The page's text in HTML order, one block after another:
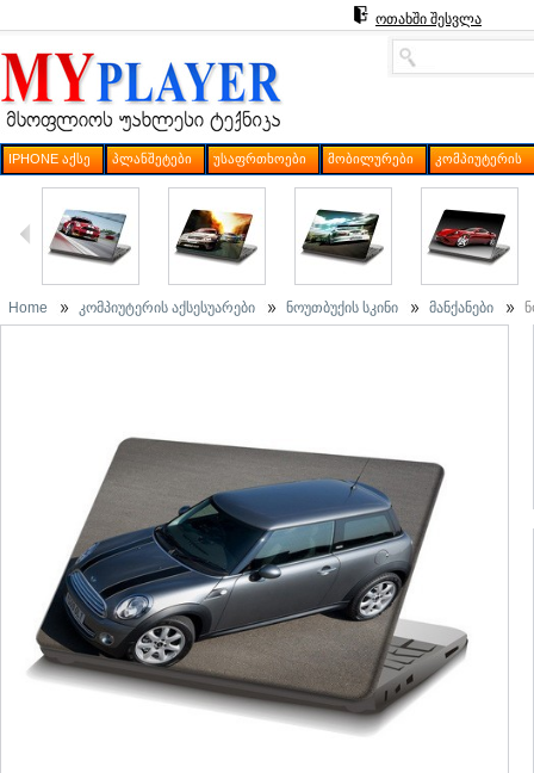
ოთახში შესვლა
IPHONE ᲐᲥᲡᲔ ᲞᲚᲐᲜᲨᲔᲢᲔᲑᲘ ᲣᲡᲐᲤᲠᲗᲮᲝᲔᲑᲘ ᲛᲝᲑᲘᲚᲣᲠᲔᲑᲘ ᲙᲝᲛᲞᲘᲣᲢᲔᲠᲘᲡ
Home კომპიუტერის აქსესუარები ნოუთბუქის სკინი მანქანები